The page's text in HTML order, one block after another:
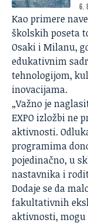
6.
Kao primere
školskih poseta
Osaki i Milanu,
edukativnim
tehnologijom,
inovacijama.
„Važno je
EXPO izložbi ne
aktivnosti.
programima
pojedinačno, u
nastavnika i
Dodaje se da
fakultativnih
aktivnosti,